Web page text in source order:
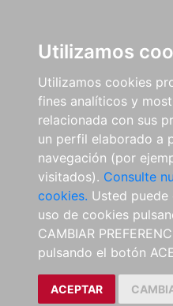
Utilizamos
Utilizamos cookies
fines analíticos y
relacionada con sus
un perfil elaborado a
navegación (por
visitados). Consulte
cookies. Usted
uso de cookies
CAMBIAR
pulsando el botón
ACEPTAR